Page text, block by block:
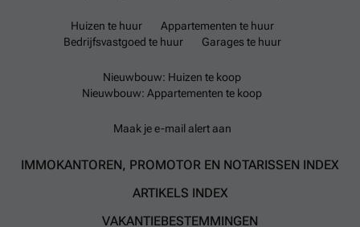
Huizen te huur
Appartementen te huur
Bedrijfsvastgoed te huur
Garages te huur
Nieuwbouw: Huizen te koop
Nieuwbouw: Appartementen te koop
Maak je e-mail alert aan
IMMOKANTOREN, PROMOTOR EN NOTARISSEN INDEX
ARTIKELS INDEX
VAKANTIEBESTEMMINGEN